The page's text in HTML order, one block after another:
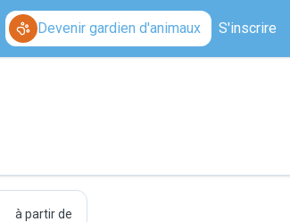
Devenir gardien d'animaux S'inscrire
à partir de